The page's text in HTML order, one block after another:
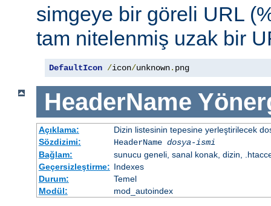
simgeye bir göreli URL
tam nitelenmiş uzak bir
DefaultIcon /icon/unknown. png
HeaderName
Açıklama:
Dizin listesinin tepesine yerleştirilecek
Sözdizimi:
HeaderName dosya-ismi
Bağlam:
sunucu geneli, sanal konak, dizin,
Geçersizleştirme: Indexes
Durum:
Temel
Modül:
mod_autoindex